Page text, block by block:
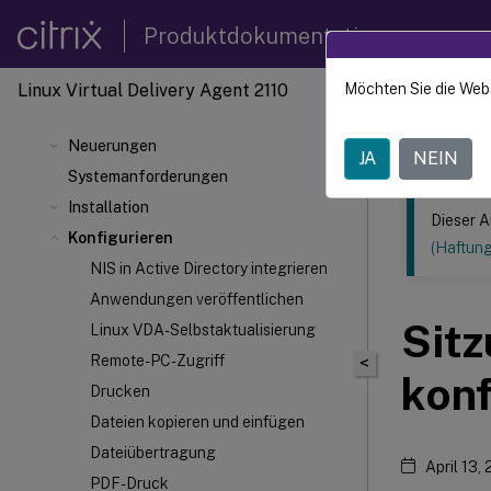
Produktdokumentation
Linux Virtual Delivery Agent 2110
Neuerungen
Systemanforderungen
Installation
Konfigurieren
NIS in Active Directory integrieren
Anwendungen veröffentlichen
Linux VDA-Selbstaktualisierung
Remote-PC-Zugriff
Drucken
Dateien kopieren und einfügen
Dateiübertragung
PDF-Druck
Dieser Inhalt
Linux
<
Dieser
April 13,
Möchten Sie die
JA NEIN